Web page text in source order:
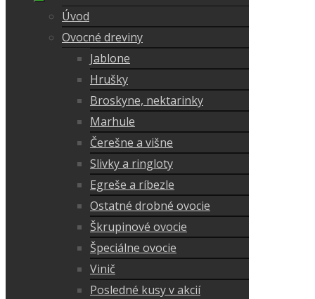
Úvod
Ovocné dreviny
Jablone
Hrušky
Broskyne, nektarinky
Marhule
Čerešne a višne
Slivky a ringloty
Egreše a ríbezle
Ostatné drobné ovocie
Škrupinové ovocie
Špeciálne ovocie
Vinič
Posledné kusy v akcií